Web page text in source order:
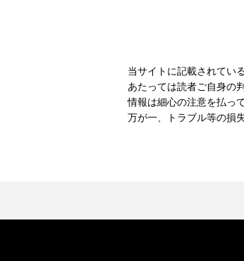
当サイトに記載されてい
あたっては読者ご自身の
情報は細心の注意を払っ
万が一、トラブル等の損